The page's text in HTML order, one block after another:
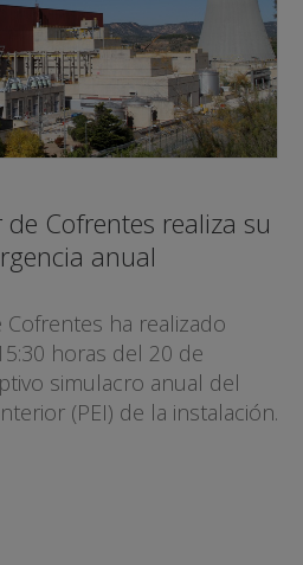
Cofrentes realiza su
anual
ha realizado
horas del 20 de
simulacro anual del
(PEI) de la instalación.